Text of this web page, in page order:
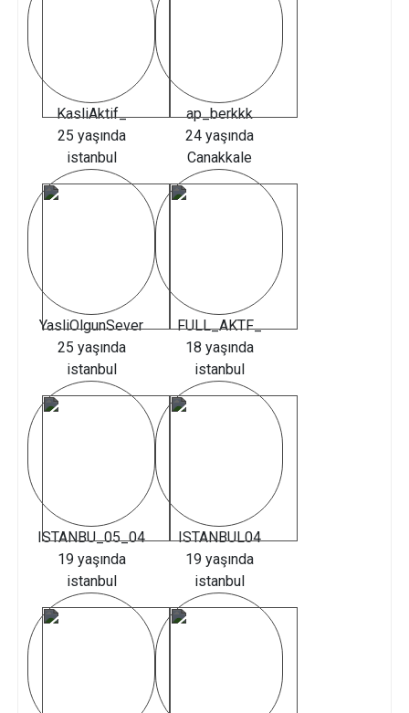
KasliAktif_
25 yaşında
istanbul
ap_berkkk
24 yaşında
Canakkale
YasliOlgunSever
25 yaşında
istanbul
FULL_AKTF_
18 yaşında
istanbul
ISTANBU_05_04
19 yaşında
istanbul
ISTANBUL04
19 yaşında
istanbul